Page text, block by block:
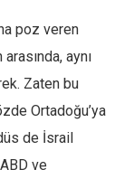
poz veren
aynı
Zaten bu
Ortadoğu’ya
de İsrail
ve